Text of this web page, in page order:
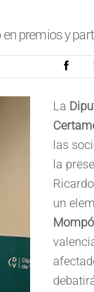
premios y
La
las
la
un
Mompó